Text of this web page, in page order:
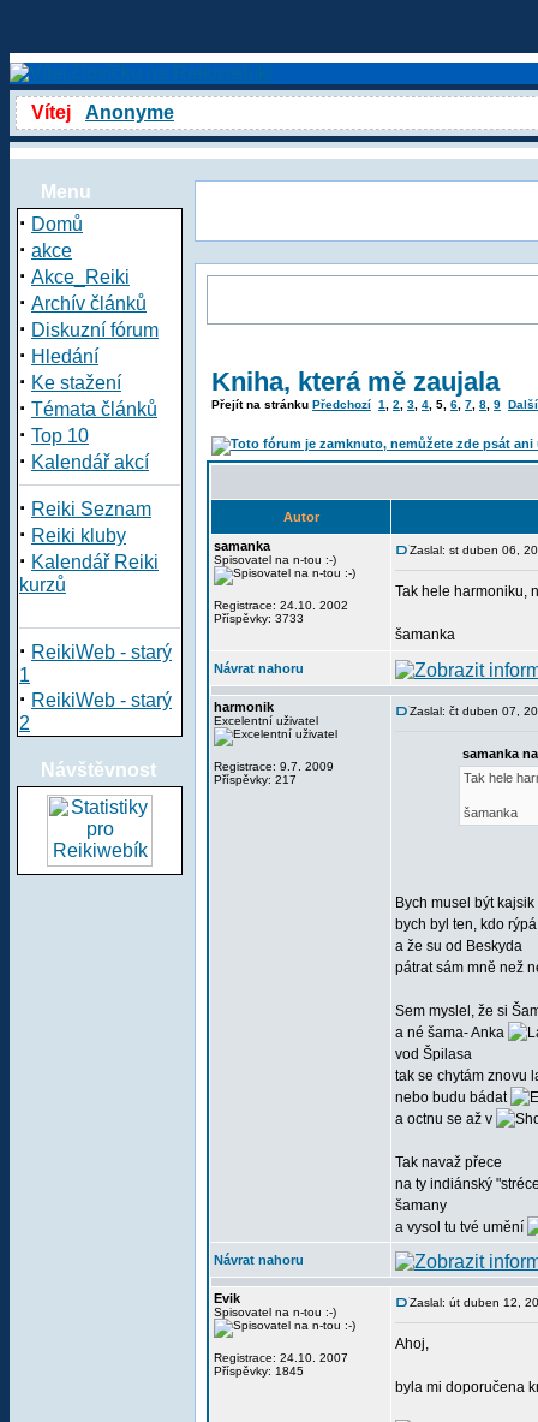
Vítej Anonyme
Menu
· Domů
· akce
· Akce_Reiki
· Archív článků
· Diskuzní fórum
· Hledání
· Ke stažení
· Témata článků
· Top 10
· Kalendář akcí
· Reiki Seznam
· Reiki kluby
· Kalendář Reiki
kurzů
· ReikiWeb - starý
1
· ReikiWeb - starý
2
Návštěvnost
Kniha, která mě zaujala
Přejít na stránku Předchozí 1 2 3 4 5 6 7 8 9 Další
Autor
samanka
Spisovatel na n-tou :-)
Registrace: 24.10. 2002
Příspěvky: 3733
Zaslal: st duben 06,
Tak hele harmoniku,
šamanka
Návrat nahoru
harmonik
Excelentní uživatel
Registrace: 9.7. 2009
Příspěvky: 217
Zaslal: čt duben 07,
samanka
Tak hele
šamanka
Bych musel být
bych byl ten, kdo rýpá
a že su od Beskyda
pátrat sám mně než
Sem myslel, že si
a né šama- Anka
vod Špilasa
tak se chytám znovu
nebo budu bádat
a octnu se až v
Tak navaž přece
na ty indiánský
šamany
a vysol tu tvé umění
Návrat nahoru
Evik
Spisovatel na n-tou :-)
Registrace: 24.10. 2007
Příspěvky: 1845
Zaslal: út duben 12,
Ahoj,
byla mi doporučena